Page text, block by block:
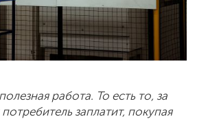
работа. То есть то, за
заплатит, покупая